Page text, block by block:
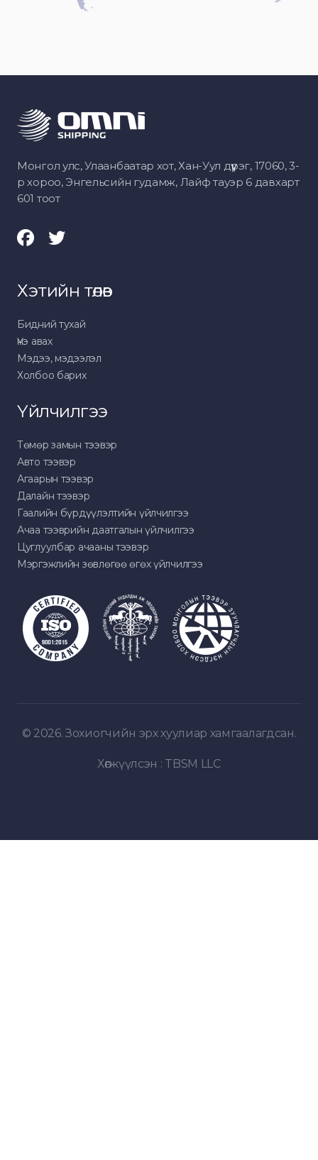
Монгол улс, Улаанбаатар хот, Хан-Уул дүүрэг, 17060, 3-
р хороо, Энгельсийн гудамж, Лайф тауэр 6 давхарт
601 тоот
Хэтийн төлөв
Бидний тухай
Үнэ авах
Мэдээ, мэдээлэл
Холбоо барих
Үйлчилгээ
Төмөр замын тээвэр
Авто тээвэр
Агаарын тээвэр
Далайн тээвэр
Гаалийн бүрдүүлэлтийн үйлчилгээ
Ачаа тээврийн даатгалын үйлчилгээ
Цуглуулбар ачааны тээвэр
Мэргэжлийн зөвлөгөө өгөх үйлчилгээ
© 2026. Зохиогчийн эрх хуулиар хамгаалагдсан.
Хөгжүүлсэн : TBSM LLC